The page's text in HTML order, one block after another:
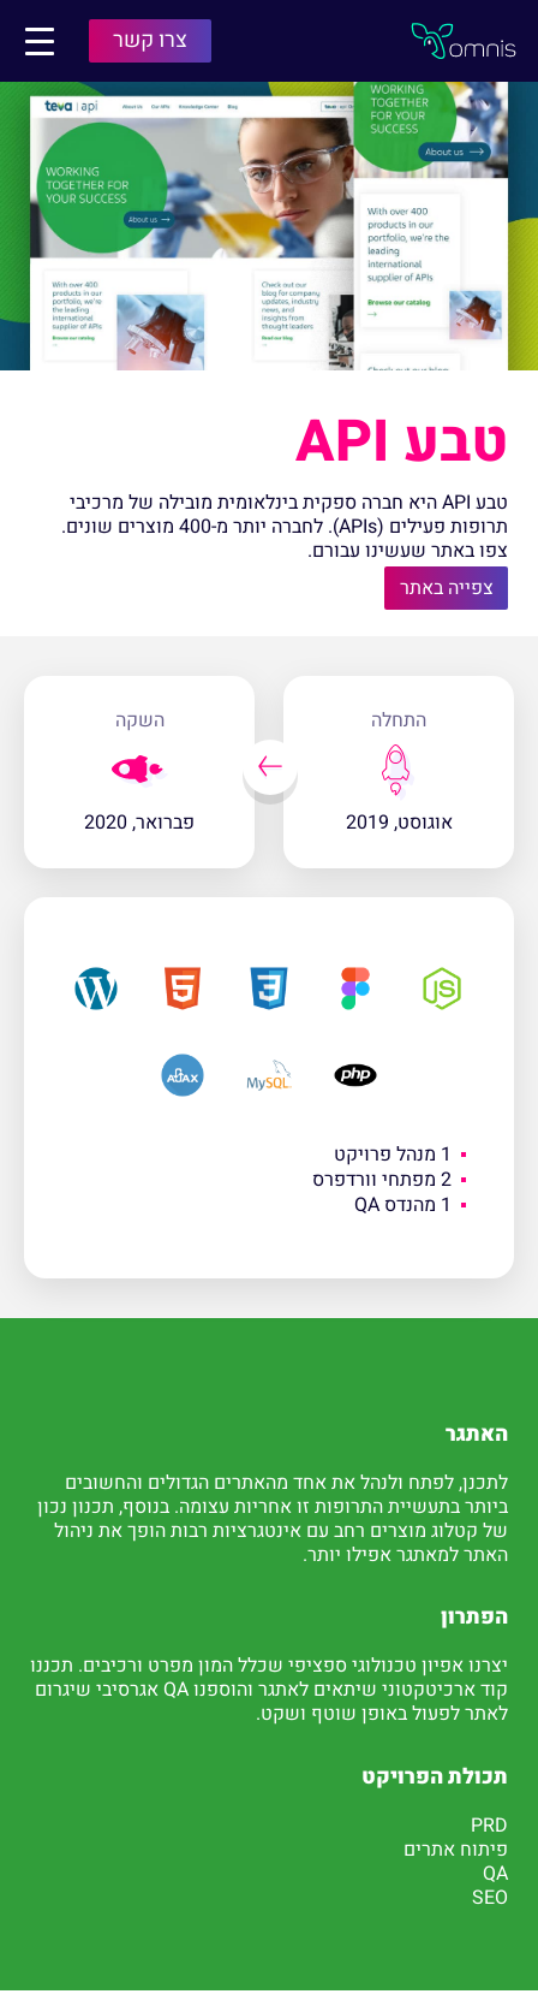
צרו קשר
טבע API
טבע API היא חברה ספקית בינלאומית מובילה של מרכיבי
תרופות פעילים (APIs). לחברה יותר מ-400 מוצרים שונים.
צפו באתר שעשינו עבורם.
צפייה באתר
התחלה
אוגוסט, 2019
1 מנהל פרויקט
2 מפתחי וורדפרס
1 מהנדס QA
השקה
פברואר, 2020
האתגר
לתכנן, לפתח ולנהל את אחד מהאתרים הגדולים והחשובים
ביותר בתעשיית התרופות זו אחריות עצומה. בנוסף, תכנון נכון
של קטלוג מוצרים רחב עם אינטגרציות רבות הופך את ניהול
האתר למאתגר אפילו יותר.
הפתרון
יצרנו אפיון טכנולוגי ספציפי שכלל המון מפרט ורכיבים. תכננו
קוד ארכיטקטוני שיתאים לאתגר והוספנו QA אגרסיבי שיגרום
לאתר לפעול באופן שוטף ושקט.
תכולת הפרויקט
PRD
פיתוח אתרים
QA
SEO